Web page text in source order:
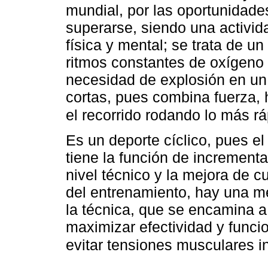
mundial, por las
superarse, siendo una
física y mental; se trata de
ritmos constantes de
necesidad de explosión en
cortas, pues combina
el recorrido rodando lo más
Es un deporte cíclico, pues
tiene la función de
nivel técnico y la mejora de
del entrenamiento, hay una
la técnica, que se encamina
maximizar efectividad y
evitar tensiones musculares